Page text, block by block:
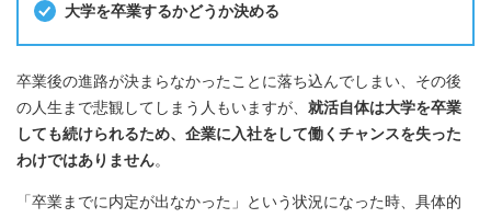
大学を卒業するかどうか決める
卒業後の進路が決まらなかったことに落ち込んでしまい、その後
の人生まで悲観してしまう人もいますが、 就活自体は大学を卒業
しても続けられるため、企業に入社をして働くチャンスを失った
わけではありません。
「卒業までに内定が出なかった」という状況になった時、具体的